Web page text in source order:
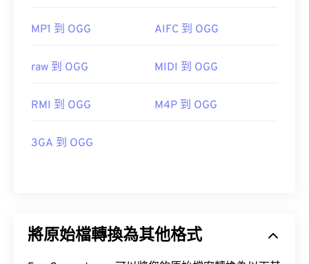
MP1 到 OGG AIFC 到 OGG
raw 到 OGG MIDI 到 OGG
RMI 到 OGG M4P 到 OGG
3GA 到 OGG
將原始檔轉換為其他格式